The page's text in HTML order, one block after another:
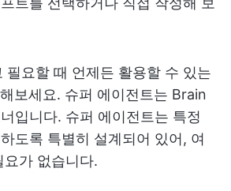
필요할 때 언제든 활용할 수 있는
보세요. 슈퍼 에이전트는 Brain
입니다. 슈퍼 에이전트는 특정
도록 특별히 설계되어 있어, 여
요가 없습니다.